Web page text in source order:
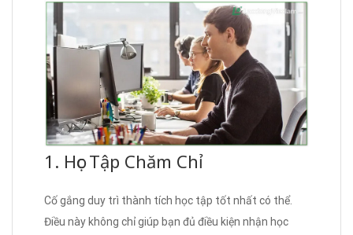
1. Học Tập Chăm Chỉ
Cố gắng duy trì thành tích học tập tốt nhất có thể.
Điều này không chỉ giúp bạn đủ điều kiện nhận học